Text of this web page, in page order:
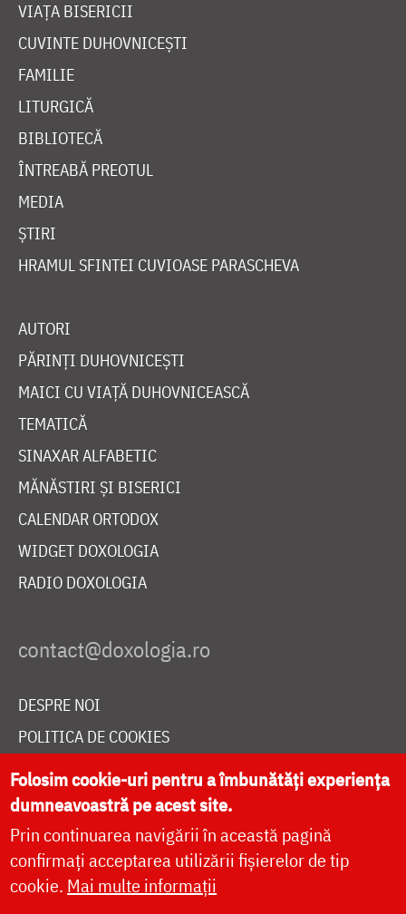
VIAȚA BISERICII
CUVINTE DUHOVNICEȘTI
FAMILIE
LITURGICĂ
BIBLIOTECĂ
ÎNTREABĂ PREOTUL
MEDIA
ȘTIRI
HRAMUL SFINTEI CUVIOASE PARASCHEVA
AUTORI
PĂRINȚI DUHOVNICEȘTI
MAICI CU VIAȚĂ DUHOVNICEASCĂ
TEMATICĂ
SINAXAR ALFABETIC
MĂNĂSTIRI ȘI BISERICI
CALENDAR ORTODOX
WIDGET DOXOLOGIA
RADIO DOXOLOGIA
DESPRE NOI
POLITICA DE COOKIES
DONEAZĂ ONLINE PENTRU CATEDRALA NAȚIONALĂ
LIVE
Folosim cookie-uri pentru a îmbunătăți experiența
dumneavoastră pe acest site.
Prin continuarea navigării în această pagină
confirmați acceptarea utilizării fișierelor de tip
cookie. Mai multe informații